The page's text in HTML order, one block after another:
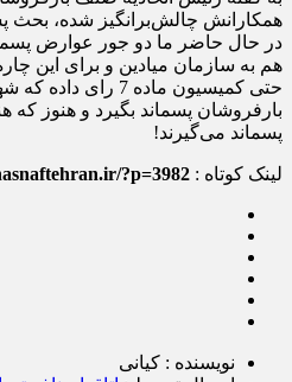
تردد می‌کنند؛ آسفالت فرسوده و
شده و ماشین‌ها مرتب باید
به گفته رئیس اتحادیه صنف
همکارانش چالش‌برانگیز شده، بحث
حتی کمیسیون ماده 7
پسماند می‌گیرند!
لینک کوتاه :